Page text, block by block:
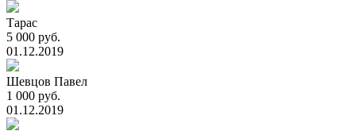
Тарас
5 000 руб.
01.12.2019
Шевцов Павел
1 000 руб.
01.12.2019